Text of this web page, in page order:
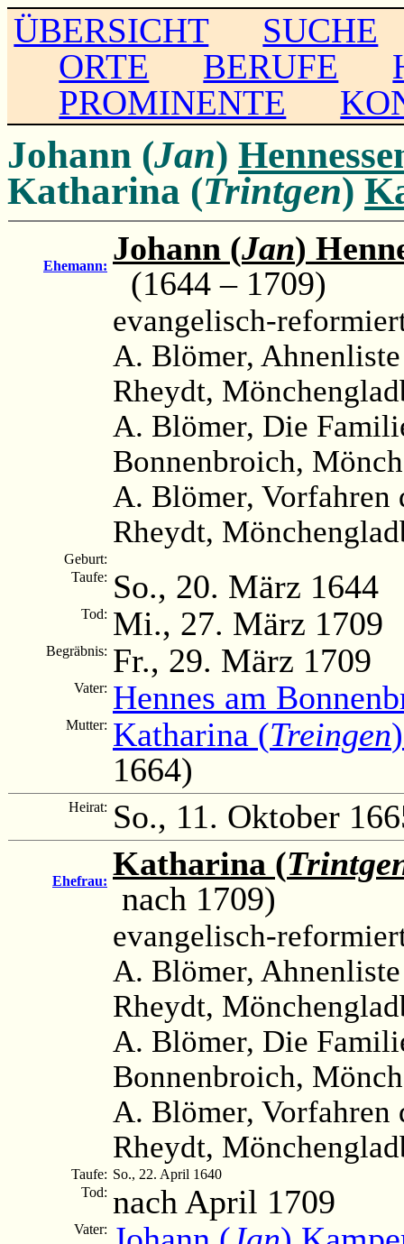
ÜBERSICHT
SUCHE
ORTE
BERUFE
PROMINENTE
Johann (Jan)
Katharina (Trintgen)
Ehemann: Johann (Jan)
(1644 – 1709)
evangelisch-
A. Blömer,
Rheydt,
A. Blömer, Die
Bonnenbroich,
A. Blömer, Vorfahren
Rheydt,
Geburt:
Taufe: So., 20. März 1644
Tod: Mi., 27. März 1709
Begräbnis: Fr., 29. März 1709
Vater: Hennes am
Mutter: Katharina (Treingen
1664)
Heirat: So., 11. Oktober
Ehefrau: Katharina (
nach 1709)
evangelisch-
A. Blömer,
Rheydt,
A. Blömer, Die
Bonnenbroich,
A. Blömer, Vorfahren
Rheydt,
Taufe: So., 22. April 1640
Tod: nach April 1709
Vater: